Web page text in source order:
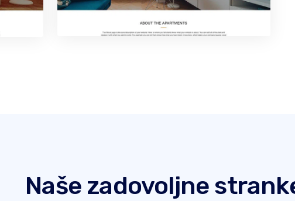
Naše zadovoljne